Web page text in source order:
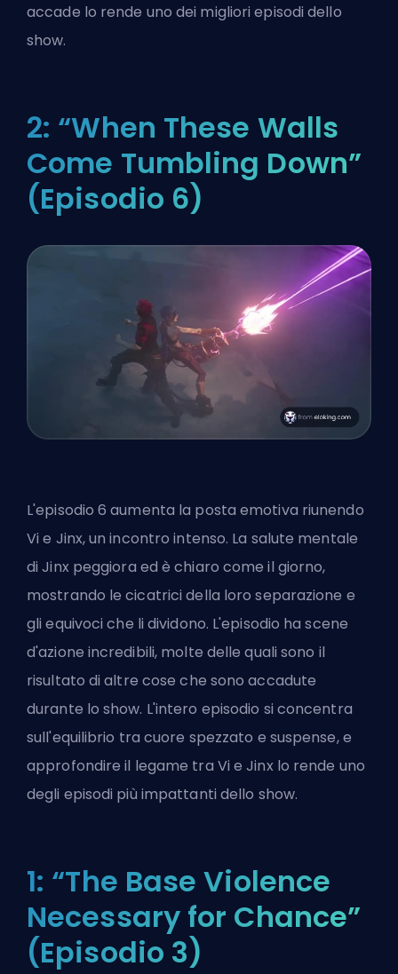
accade lo rende uno dei migliori episodi dello
show.
2: “When These Walls
Come Tumbling Down”
(Episodio 6)
L'episodio 6 aumenta la posta emotiva riunendo
Vi e Jinx, un incontro intenso. La salute mentale
di Jinx peggiora ed è chiaro come il giorno,
mostrando le cicatrici della loro separazione e
gli equivoci che li dividono. L'episodio ha scene
d'azione incredibili, molte delle quali sono il
risultato di altre cose che sono accadute
durante lo show. L'intero episodio si concentra
sull'equilibrio tra cuore spezzato e suspense, e
approfondire il legame tra Vi e Jinx lo rende uno
degli episodi più impattanti dello show.
1: “The Base Violence
Necessary for Chance”
(Episodio 3)